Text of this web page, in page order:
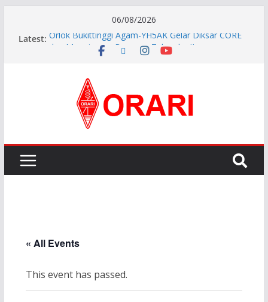
06/08/2026
Latest: Orlok Bukittinggi Agam-YH5AK Gelar Diksar CORE
dan Manajemen Bencana Tahap ke II
Aftiyedi Dalimunthe (YC5NNF) Resmi Pimpin ORARI
Lokal Bengkalis 2026–2029, Dikukuhkan Langsung
Ketua Orari Daerah Riau
Perkokoh Sinergi Amatir Radio, Ketua Orari Daerah
Pererat Silaturahmi, Pengurus Baru ORARI Riau
Audiensi dan Siap Bersinergi dengan Diskominfotik
« All Events
This event has passed.